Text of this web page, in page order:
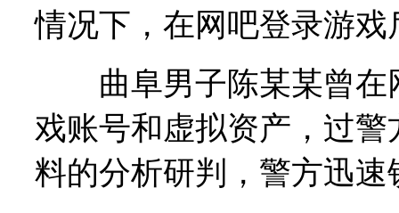
情况下，在网吧登录游
曲阜男子陈某某曾在
戏账号和虚拟资产，过
料的分析研判，警方迅